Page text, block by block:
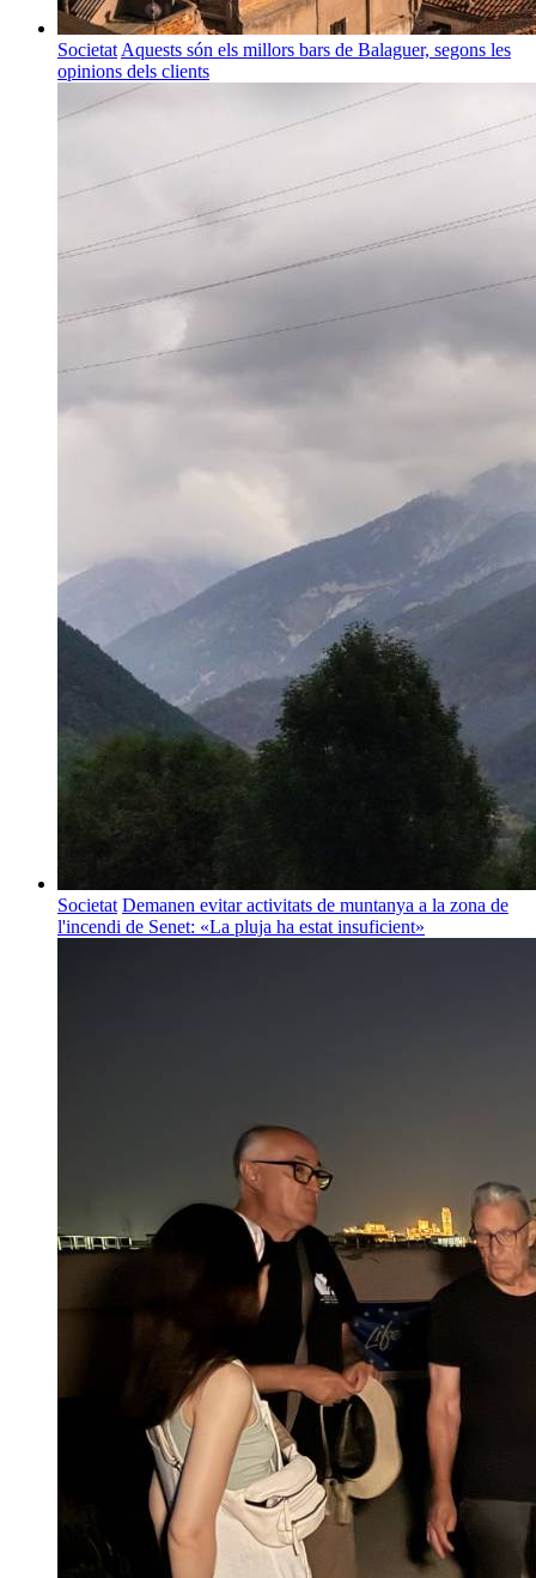
Societat Aquests són els millors bars de Balaguer, segons les
opinions dels clients
Societat Demanen evitar activitats de muntanya a la zona de
l'incendi de Senet: «La pluja ha estat insuficient»